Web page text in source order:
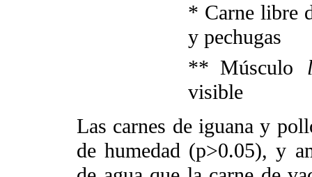
* Carne libre
y pechugas
** Músculo
visible
Las carnes de iguana y
de humedad (p>0.05), y